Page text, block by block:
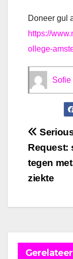
Doneer gul
https://
ollege-
Sofie
Request:
tegen
ziekte